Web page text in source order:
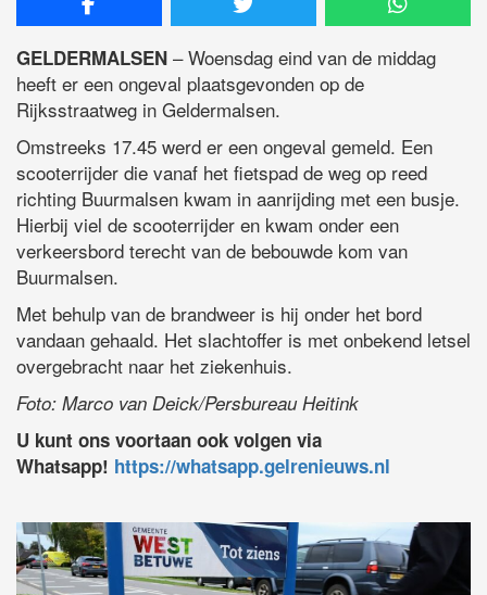
GELDERMALSEN – Woensdag eind van de middag
heeft er een ongeval plaatsgevonden op de
Rijksstraatweg in Geldermalsen.
Omstreeks 17.45 werd er een ongeval gemeld. Een
scooterrijder die vanaf het fietspad de weg op reed
richting Buurmalsen kwam in aanrijding met een busje.
Hierbij viel de scooterrijder en kwam onder een
verkeersbord terecht van de bebouwde kom van
Buurmalsen.
Met behulp van de brandweer is hij onder het bord
vandaan gehaald. Het slachtoffer is met onbekend letsel
overgebracht naar het ziekenhuis.
Foto: Marco van Deick/Persbureau Heitink
U kunt ons voortaan ook volgen via
Whatsapp! https://whatsapp.gelrenieuws.nl